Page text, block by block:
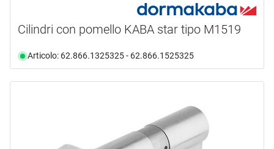
Cilindri con pomello KABA star tipo M1519
Articolo: 62.866.1325325 - 62.866.1525325